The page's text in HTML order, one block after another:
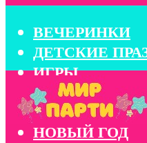
ВЕЧЕРИНКИ
ДЕТСКИЕ
ИГРЫ
КОНКУРСЫ
НОВЫЙ ГОД